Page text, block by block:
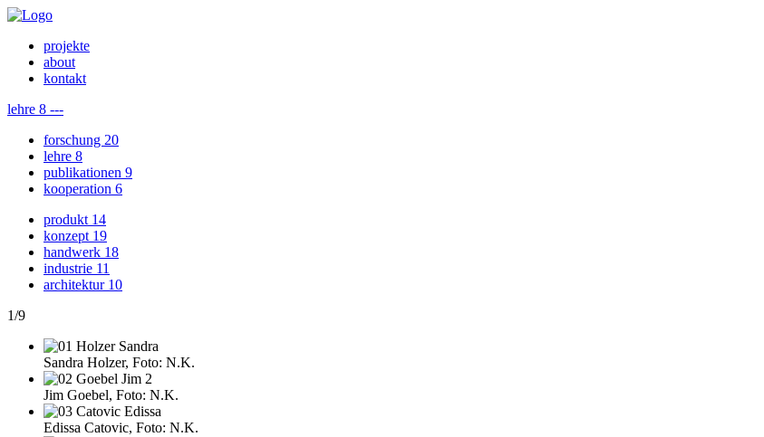
projekte
about
kontakt
lehre 8 ---
forschung 20
lehre 8
publikationen 9
kooperation 6
produkt 14
konzept 19
handwerk 18
industrie 11
architektur 10
1/9
Sandra Holzer, Foto: N.K.
Jim Goebel, Foto: N.K.
Edissa Catovic, Foto: N.K.